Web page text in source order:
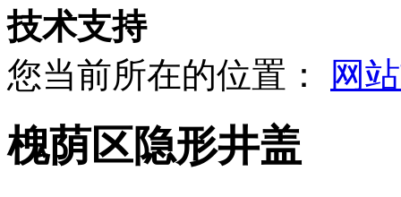
技术支持
您当前所在的位置：
网
槐荫区隐形井盖